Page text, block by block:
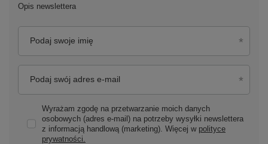
Opis newslettera
Podaj swoje imię
Podaj swój adres e-mail
Wyrażam zgodę na przetwarzanie moich danych
osobowych (adres e-mail) na potrzeby wysyłki newslettera
z informacją handlową (marketing). Więcej w polityce
prywatności.